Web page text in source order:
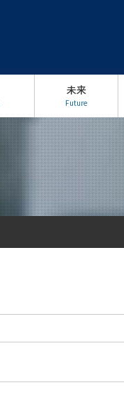
未来
Future